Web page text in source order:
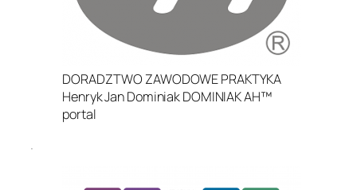
DORADZTWO ZAWODOWE PRAKTYKA
Henryk Jan Dominiak DOMINIAK AH™
portal
.